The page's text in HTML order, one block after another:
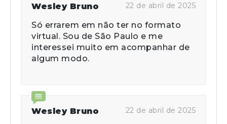
Wesley Bruno 22 de abril de 2025
Só errarem em não ter no formato
virtual. Sou de São Paulo e me
interessei muito em acompanhar de
algum modo.
Wesley Bruno 22 de abril de 2025